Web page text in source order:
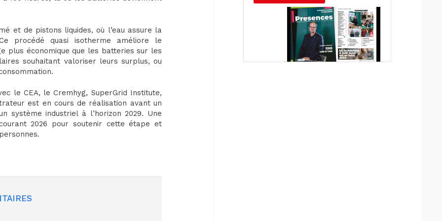
et de pistons liquides, où l’eau assure la
procédé quasi isotherme améliore le
plus économique que les batteries sur les
souhaitant valoriser leurs surplus, ou
le CEA, le Cremhyg, SuperGrid Institute,
est en cours de réalisation avant un
système industriel à l’horizon 2029. Une
2026 pour soutenir cette étape et